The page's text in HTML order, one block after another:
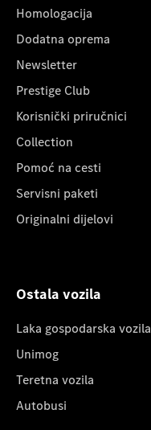
Homologacija
Dodatna oprema
Newsletter
Prestige Club
Korisnički priručnici
Collection
Pomoć na cesti
Servisni paketi
Originalni dijelovi
Ostala vozila
Laka gospodarska vozila
Unimog
Teretna vozila
Autobusi